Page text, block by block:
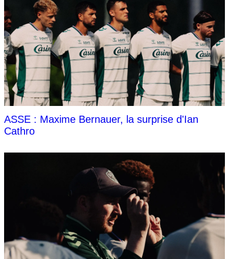
ASSE : Maxime Bernauer, la surprise d'Ian
Cathro